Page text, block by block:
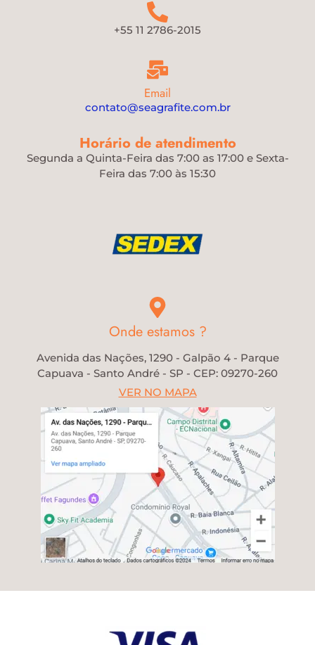
+55 11 2786-2015
Email
contato@seagrafite.com.br
Horário de atendimento
Segunda a Quinta-Feira das 7:00 as 17:00 e Sexta-
Feira das 7:00 às 15:30
Onde estamos ?
Avenida das Nações, 1290 - Galpão 4 - Parque
Capuava - Santo André - SP - CEP: 09270-260
VER NO MAPA